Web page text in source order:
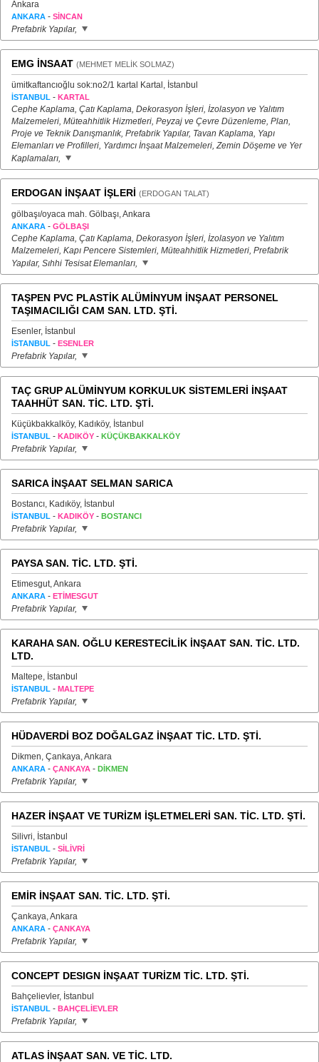
Ankara
ANKARA - SİNCAN
Prefabrik Yapılar,
EMG İNSAAT (MEHMET MELİK SOLMAZ)
ümitkaftancıoğlu sok:no2/1 kartal Kartal, İstanbul
İSTANBUL - KARTAL
Cephe Kaplama, Çatı Kaplama, Dekorasyon İşleri, İzolasyon ve Yalıtım
Malzemeleri, Müteahhitlik Hizmetleri, Peyzaj ve Çevre Düzenleme, Plan,
Proje ve Teknik Danışmanlık, Prefabrik Yapılar, Tavan Kaplama, Yapı
Elemanları ve Profilleri, Yardımcı İnşaat Malzemeleri, Zemin Döşeme ve Yer
Kaplamaları,
ERDOGAN İNŞAAT İŞLERİ (ERDOGAN TALAT)
gölbaşı/oyaca mah. Gölbaşı, Ankara
ANKARA - GÖLBAŞI
Cephe Kaplama, Çatı Kaplama, Dekorasyon İşleri, İzolasyon ve Yalıtım
Malzemeleri, Kapı Pencere Sistemleri, Müteahhitlik Hizmetleri, Prefabrik
Yapılar, Sıhhi Tesisat Elemanları,
TAŞPEN PVC PLASTİK ALÜMİNYUM İNŞAAT PERSONEL
TAŞIMACILIĞI CAM SAN. LTD. ŞTİ.
Esenler, İstanbul
İSTANBUL - ESENLER
Prefabrik Yapılar,
TAÇ GRUP ALÜMİNYUM KORKULUK SİSTEMLERİ İNŞAAT
TAAHHÜT SAN. TİC. LTD. ŞTİ.
Küçükbakkalköy, Kadıköy, İstanbul
İSTANBUL - KADIKÖY - KÜÇÜKBAKKALKÖY
Prefabrik Yapılar,
SARICA İNŞAAT SELMAN SARICA
Bostancı, Kadıköy, İstanbul
İSTANBUL - KADIKÖY - BOSTANCI
Prefabrik Yapılar,
PAYSA SAN. TİC. LTD. ŞTİ.
Etimesgut, Ankara
ANKARA - ETİMESGUT
Prefabrik Yapılar,
KARAHA SAN. OĞLU KERESTECİLİK İNŞAAT SAN. TİC. LTD.
LTD.
Maltepe, İstanbul
İSTANBUL - MALTEPE
Prefabrik Yapılar,
HÜDAVERDİ BOZ DOĞALGAZ İNŞAAT TİC. LTD. ŞTİ.
Dikmen, Çankaya, Ankara
ANKARA - ÇANKAYA - DİKMEN
Prefabrik Yapılar,
HAZER İNŞAAT VE TURİZM İŞLETMELERİ SAN. TİC. LTD. ŞTİ.
Silivri, İstanbul
İSTANBUL - SİLİVRİ
Prefabrik Yapılar,
EMİR İNŞAAT SAN. TİC. LTD. ŞTİ.
Çankaya, Ankara
ANKARA - ÇANKAYA
Prefabrik Yapılar,
CONCEPT DESIGN İNŞAAT TURİZM TİC. LTD. ŞTİ.
Bahçelievler, İstanbul
İSTANBUL - BAHÇELİEVLER
Prefabrik Yapılar,
ATLAS İNŞAAT SAN. VE TİC. LTD.